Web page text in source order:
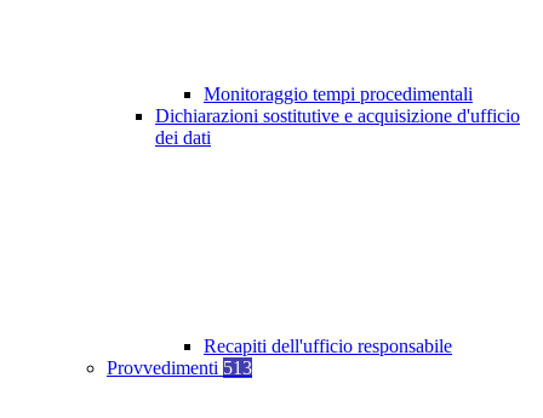
Monitoraggio tempi procedimentali
Dichiarazioni sostitutive e acquisizione d'ufficio
dei dati
Recapiti dell'ufficio responsabile
Provvedimenti 513